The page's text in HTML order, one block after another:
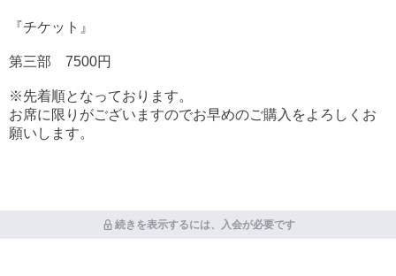
『チケット』
第三部 7500円
※先着順となっております。
お席に限りがございますのでお早めのご購入をよろしくお
願いします。
続きを表示するには、入会が必要です